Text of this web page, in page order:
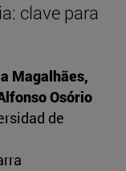
clave para
Magalhães,
Osório
de